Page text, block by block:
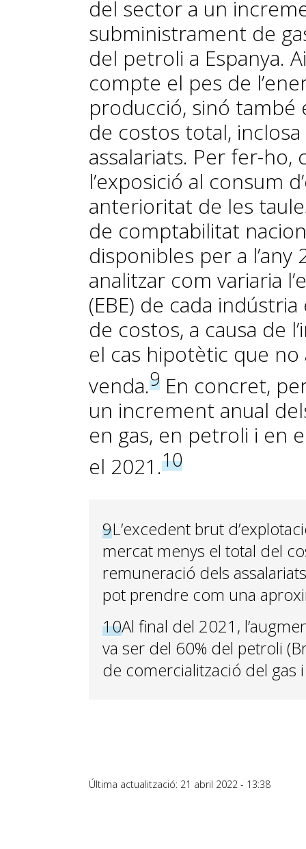
del sector a un
subministrament de
del petroli a Espanya.
compte el pes de
producció, sinó també
de costos total,
assalariats. Per fer-
l’exposició al consum
anterioritat de les
de comptabilitat
disponibles per a
analitzar com variaria
(EBE) de cada
de costos, a causa de
el cas hipotètic que
venda.9 En concret,
un increment anual
en gas, en petroli i en
el 2021.10
9L’excedent brut
mercat menys el total del
remuneració dels
pot prendre com una
10Al final del 2021,
va ser del 60% del petroli
de comercialització del gas
Última actualització: 21 abril 2022 - 13:38